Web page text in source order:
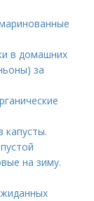
в домашних
за
капусты.
на зиму.